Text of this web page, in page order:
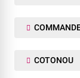
COTONOU